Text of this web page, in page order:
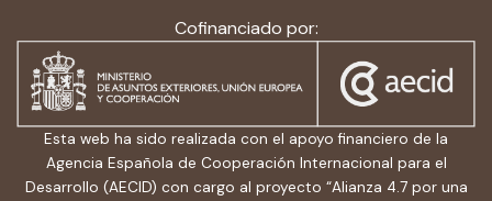
Cofinanciado por:
Esta web ha sido realizada con el apoyo financiero de la
Agencia Española de Cooperación Internacional para el
Desarrollo (AECID) con cargo al proyecto “Alianza 4.7 por una